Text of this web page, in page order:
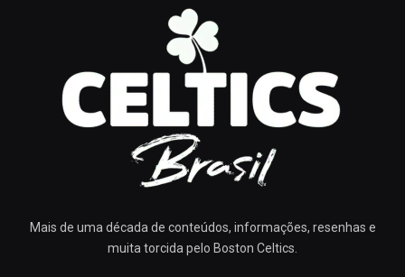
Mais de uma década de conteúdos, informações, resenhas e
muita torcida pelo Boston Celtics.